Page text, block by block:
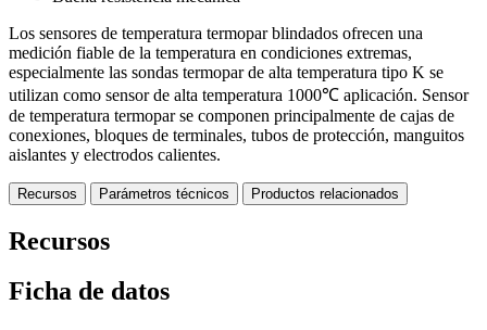
Los sensores de temperatura termopar blindados ofrecen una
medición fiable de la temperatura en condiciones extremas,
especialmente las sondas termopar de alta temperatura tipo K se
utilizan como sensor de alta temperatura 1000℃ aplicación. Sensor
de temperatura termopar se componen principalmente de cajas de
conexiones, bloques de terminales, tubos de protección, manguitos
aislantes y electrodos calientes.
Recursos Parámetros técnicos Productos relacionados
Recursos
Ficha de datos